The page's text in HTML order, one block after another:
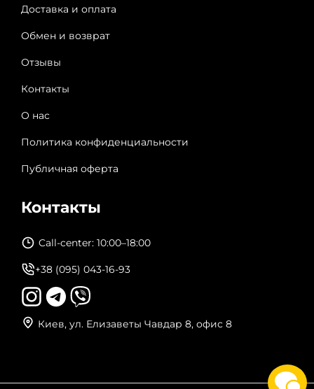
Доставка и оплата
Обмен и возврат
Отзывы
Контакты
О нас
Политика конфиденциальности
Публичная оферта
Контакты
Call-center: 10:00–18:00
+38 (095) 043-16-93
Киев, ул. Елизаветы Чавдар 8, офис 8